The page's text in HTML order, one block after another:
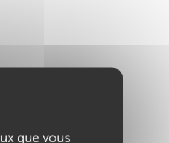
que vous